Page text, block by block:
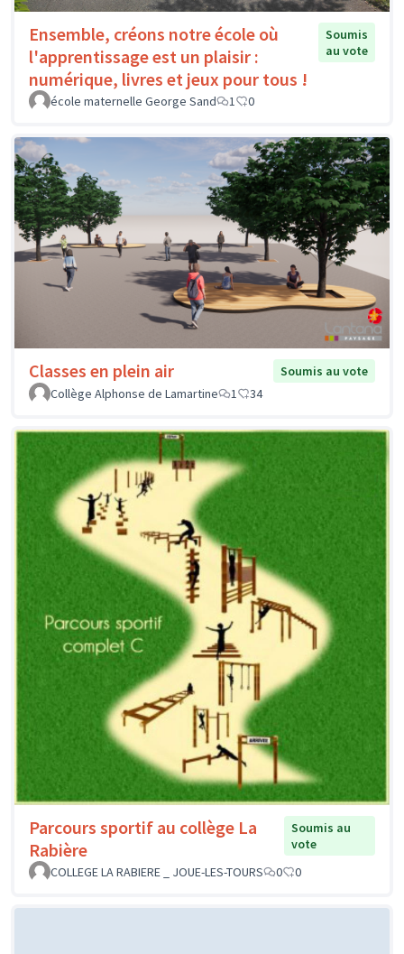
Ensemble, créons notre école où
l'apprentissage est un plaisir :
numérique, livres et jeux pour tous !
Soumis
au vote
école maternelle George Sand 1 0
Classes en plein air
Soumis au vote
Collège Alphonse de Lamartine
1 34
Parcours sportif au collège La
Rabière
Soumis au
vote
COLLEGE LA RABIERE _ JOUE-LES-TOURS
0 0